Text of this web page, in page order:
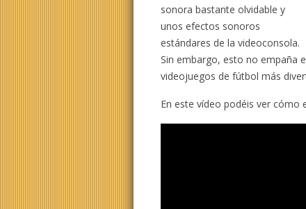
sonora bastante olvidable y
unos efectos sonoros
estándares de la videoconsola.
Sin embargo, esto no empaña
videojuegos de fútbol más
En este vídeo podéis ver cómo